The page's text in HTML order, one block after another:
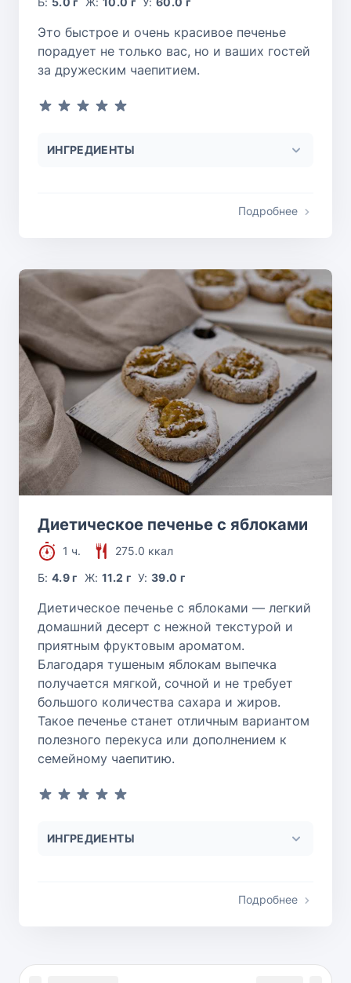
Это быстрое и очень красивое печенье
порадует не только вас, но и ваших гостей
за дружеским чаепитием.
ИНГРЕДИЕНТЫ
Подробнее
Диетическое печенье с яблоками
1 ч.
275.0 ккал
Б:4.9 г Ж: 11.2 г У:39.0 г
Диетическое печенье с яблоками — легкий
домашний десерт с нежной текстурой и
приятным фруктовым ароматом.
Благодаря тушеным яблокам выпечка
получается мягкой, сочной и не требует
большого количества сахара и жиров.
Такое печенье станет отличным вариантом
полезного перекуса или дополнением к
семейному чаепитию.
ИНГРЕДИЕНТЫ
Подробнее